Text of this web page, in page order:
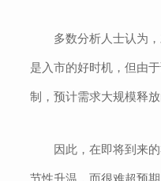
多数分析人士认为
是入市的好时机，但由
制，预计需求大规模释
因此，在即将到来
节性升温，而很难超预